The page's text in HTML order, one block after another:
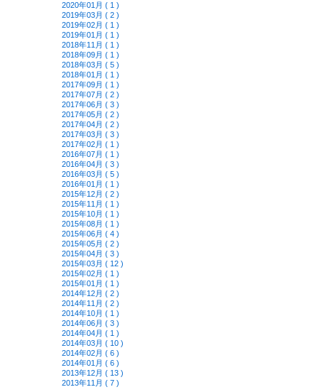
2020年01月 ( 1 )
2019年03月 ( 2 )
2019年02月 ( 1 )
2019年01月 ( 1 )
2018年11月 ( 1 )
2018年09月 ( 1 )
2018年03月 ( 5 )
2018年01月 ( 1 )
2017年09月 ( 1 )
2017年07月 ( 2 )
2017年06月 ( 3 )
2017年05月 ( 2 )
2017年04月 ( 2 )
2017年03月 ( 3 )
2017年02月 ( 1 )
2016年07月 ( 1 )
2016年04月 ( 3 )
2016年03月 ( 5 )
2016年01月 ( 1 )
2015年12月 ( 2 )
2015年11月 ( 1 )
2015年10月 ( 1 )
2015年08月 ( 1 )
2015年06月 ( 4 )
2015年05月 ( 2 )
2015年04月 ( 3 )
2015年03月 ( 12 )
2015年02月 ( 1 )
2015年01月 ( 1 )
2014年12月 ( 2 )
2014年11月 ( 2 )
2014年10月 ( 1 )
2014年06月 ( 3 )
2014年04月 ( 1 )
2014年03月 ( 10 )
2014年02月 ( 6 )
2014年01月 ( 6 )
2013年12月 ( 13 )
2013年11月 ( 7 )